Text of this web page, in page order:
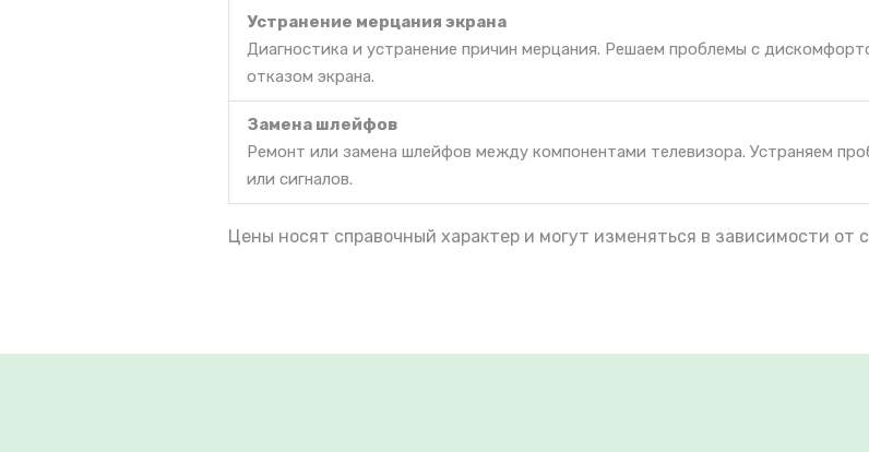
Устранение мерцания экрана
Диагностика и устранение причин мерцания. Решаем проблемы с
отказом экрана.
Замена шлейфов
Ремонт или замена шлейфов между компонентами телевизора. Устраняем
или сигналов.
Цены носят справочный характер и могут изменяться в зависимости